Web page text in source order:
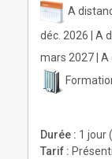
A
déc. 2026 | A
mars 2027 |
Durée : 1 jour
Tarif :